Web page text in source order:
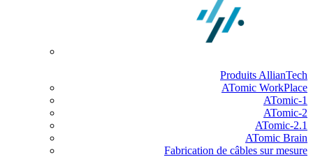
Produits AllianTech
ATomic WorkPlace
ATomic-1
ATomic-2
ATomic-2.1
ATomic Brain
Fabrication de câbles sur mesure